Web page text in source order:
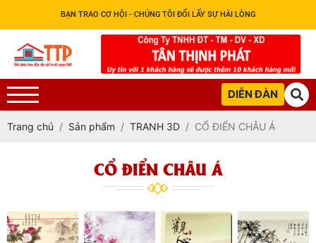
BẠN TRAO CƠ HỘI - CHÚNG TÔI ĐỔI LẤY SỰ HÀI LÒNG
DIỄN ĐÀN
Trang chủ Sản phẩm TRANH 3D CỔ ĐIỂN CHÂU Á
CỔ ĐIỂN CHÂU Á